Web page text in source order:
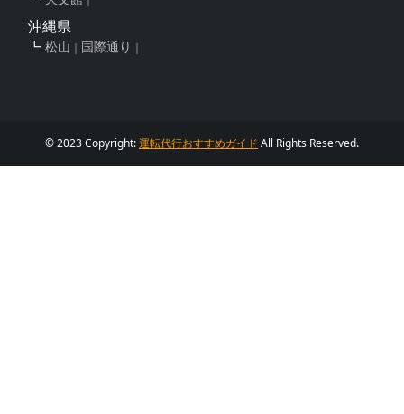
沖縄県
松山 国際通り
© 2023 Copyright:運転代行おすすめガイド All Rights Reserved.